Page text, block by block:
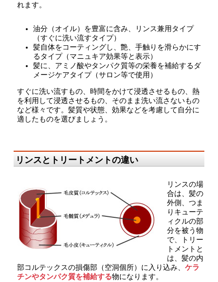
れます。
油分（オイル）を豊富に含み、リンス兼用タイプ
（すぐに洗い流すタイプ）
髪自体をコーティングし、艶、手触りを滑らかにす
るタイプ（マニュキア効果等と表示）
髪に、アミノ酸やタンパク質等の栄養を補給するダ
メージケアタイプ（サロン等で使用）
すぐに洗い流すもの、時間をかけて浸透させるもの、熱
を利用して浸透させるもの、そのまま洗い流さないもの
など様々です。髪質や状態、効果などを考慮して自分に
適したものを選びましょう。
リンスとトリートメントの違い
リンスの場
合は、髪の
外側、つま
りキューテ
ィクルの部
分を被う物
で、トリー
トメントと
は、髪の内
部コルテックスの損傷部（空洞個所）に入り込み、ケラ
チンやタンパク質を補給する物になります。